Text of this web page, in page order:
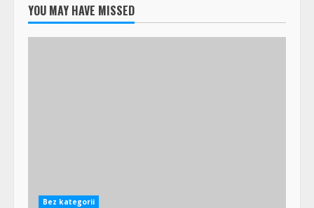
YOU MAY HAVE MISSED
Bez kategorii